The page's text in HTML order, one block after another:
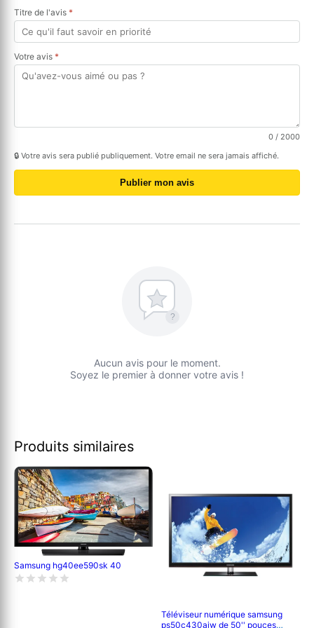
Titre de l'avis *
Votre avis *
0 / 2000
🔒 Votre avis sera publié publiquement. Votre email ne sera jamais affiché.
Publier mon avis
?
Aucun avis pour le moment.
Soyez le premier à donner votre avis !
Produits similaires
Samsung hg40ee590sk 40
Téléviseur numérique samsung
ps50c430aiw de 50'' pouces